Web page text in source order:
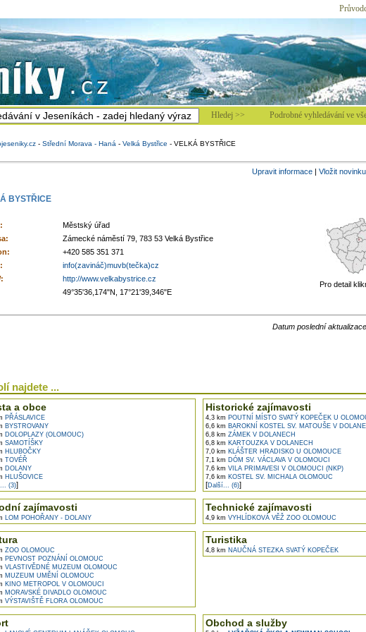
Hledej >> Podrobné vyhledávání ve
- Střední Morava - Haná - Velká Bystřice - VELKÁ BYSTŘICE
Upravit informace| Vložit novinku
BYSTŘICE
Městský úřad
Zámecké náměstí 79, 783 53 Velká Bystřice
+420 585 351 371
info(zavináč)muvb(tečka)cz
http://www.velkabystrice.cz
49°35'36,174"N, 17°21'39,346"E
Pro detail
Datum poslední
najdete ...
a obce
PŘÁSLAVICE
BYSTROVANY
DOLOPLAZY (OLOMOUC)
SAMOTÍŠKY
HLUBOČKY
TOVÉŘ
DOLANY
HLUŠOVICE
(3)]
Historické zajímavosti
4,3 km POUTNÍ MÍSTO SVATÝ KOPEČEK U
6,6 km BAROKNÍ KOSTEL SV. MATOUŠE V
6,8 km ZÁMEK V DOLANECH
6,8 km KARTOUZKA V DOLANECH
7,0 km KLÁŠTER HRADISKO U OLOMOUCE
7,1 km DÓM SV. VÁCLAVA V OLOMOUCI
7,6 km VILA PRIMAVESI V OLOMOUCI (NKP)
7,6 km KOSTEL SV. MICHALA OLOMOUC
[Další... (6)]
zajímavosti
LOM POHOŘANY - DOLANY
Technické zajímavosti
4,9 km VYHLÍDKOVÁ VĚŽ ZOO OLOMOUC
ZOO OLOMOUC
PEVNOST POZNÁNÍ OLOMOUC
VLASTIVĚDNÉ MUZEUM OLOMOUC
MUZEUM UMĚNÍ OLOMOUC
KINO METROPOL V OLOMOUCI
MORAVSKÉ DIVADLO OLOMOUC
VÝSTAVIŠTĚ FLORA OLOMOUC
Turistika
4,8 km NAUČNÁ STEZKA SVATÝ KOPEČEK
Obchod a služby